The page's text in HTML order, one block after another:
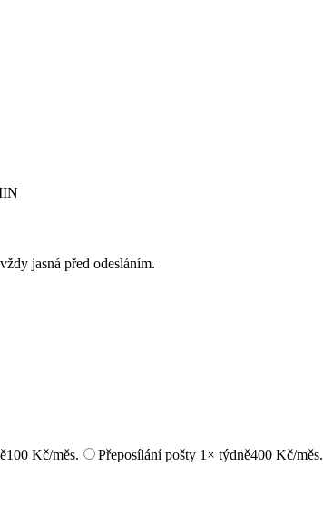
jasná před odesláním.
100 Kč/měs. Přeposílání pošty 1× týdně400 Kč/měs.